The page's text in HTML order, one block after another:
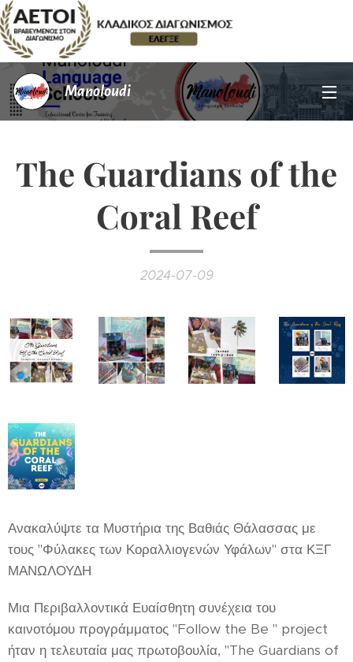
Manoloudi
The Guardians of the
Coral Reef
2024-07-09
Ανακαλύψτε τα Μυστήρια της Βαθιάς Θάλασσας με
τους "Φύλακες των Κοραλλιογενών Υφάλων" στα ΚΞΓ
ΜΑΝΩΛΟΥΔΗ
Μια Περιβαλλοντικά Ευαίσθητη συνέχεια του
καινοτόμου προγράμματος "Follow the Be " project
ήταν η τελευταία μας πρωτοβουλία, "The Guardians of